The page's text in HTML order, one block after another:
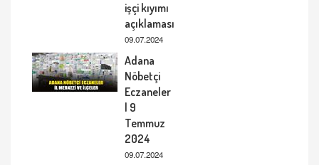
işçi kıyımı
açıklaması
09.07.2024
Adana
Nöbetçi
Eczaneler
| 9
Temmuz
2024
09.07.2024